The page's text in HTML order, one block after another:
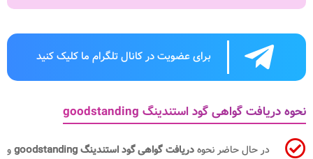
برای عضویت در کانال تلگرام ما کلیک کنید
نحوه دریافت گواهی گود استندینگ goodstanding
در حال حاضر نحوهدریافت گواهی گود استندینگgoodstandingو